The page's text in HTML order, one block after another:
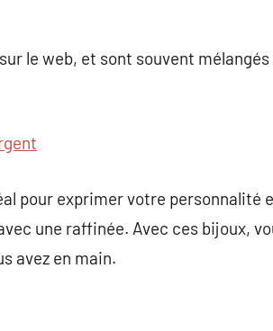
le web, et sont souvent mélangés
pour exprimer votre personnalité
une raffinée. Avec ces bijoux,
avez en main.